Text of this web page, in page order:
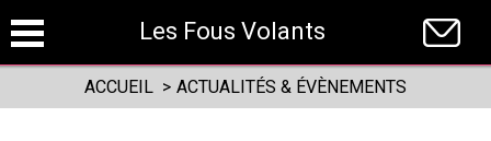
Les Fous Volants
ACCUEIL > ACTUALITÉS & ÉVÈNEMENTS